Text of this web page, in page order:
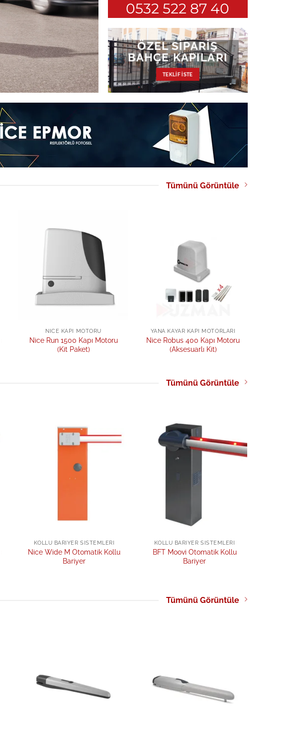
0532 522 87 40
ÖZEL SIPARIŞ
BAHÇE KAPILARI
TEKLIF İSTE
Tümünü Görüntüle
Add to
wishlist
NICE KAPI MOTORU
Nice Run 1500 Kapı Motoru
(Kit Paket)
YANA KAYAR KAPI MOTORLARI
Nice Robus 400 Kapı Motoru
(Aksesuarlı Kit)
Tümünü Görüntüle
Add to
wishlist
KOLLU BARIYER SISTEMLERI
Nice Wide M Otomatik Kollu
Bariyer
wishlist
KOLLU BARIYER SISTEMLERI
BFT Moovi Otomatik Kollu
Bariyer
Tümünü Görüntüle